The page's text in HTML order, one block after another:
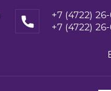
+7 (4722)
+7 (4722)